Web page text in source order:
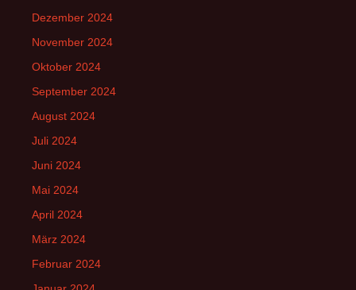
Dezember 2024
November 2024
Oktober 2024
September 2024
August 2024
Juli 2024
Juni 2024
Mai 2024
April 2024
März 2024
Februar 2024